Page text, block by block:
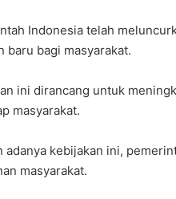
Indonesia telah
baru bagi masyarakat.
ini dirancang untuk
masyarakat.
adanya kebijakan ini,
masyarakat.